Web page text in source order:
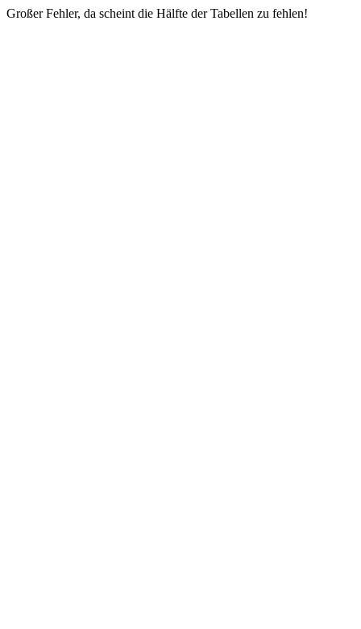
Großer Fehler, da scheint die Hälfte der Tabellen zu fehlen!